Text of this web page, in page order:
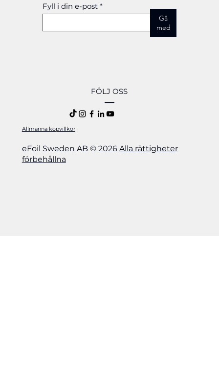
Fyll i din e-post
Gå
med
FÖLJ OSS
Allmänna köpvillkor
eFoil Sweden AB © 2026 Alla rättigheter
förbehållna